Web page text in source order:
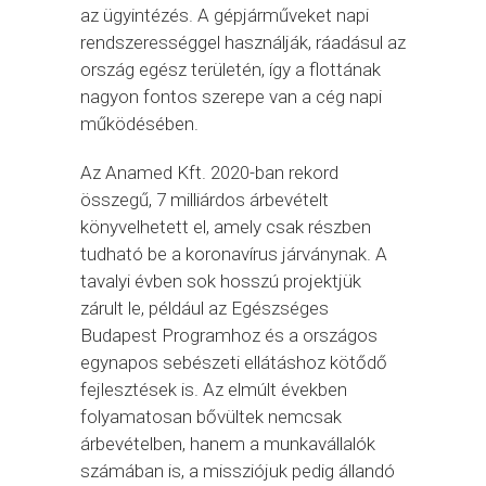
az ügyintézés. A gépjárműveket napi
rendszerességgel használják, ráadásul az
ország egész területén, így a flottának
nagyon fontos szerepe van a cég napi
működésében.
Az Anamed Kft. 2020-ban rekord
összegű, 7 milliárdos árbevételt
könyvelhetett el, amely csak részben
tudható be a koronavírus járványnak. A
tavalyi évben sok hosszú projektjük
zárult le, például az Egészséges
Budapest Programhoz és a országos
egynapos sebészeti ellátáshoz kötődő
fejlesztések is. Az elmúlt években
folyamatosan bővültek nemcsak
árbevételben, hanem a munkavállalók
számában is, a missziójuk pedig állandó